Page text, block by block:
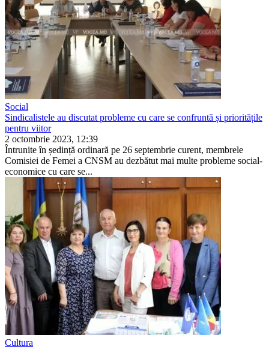
Social
Sindicalistele au discutat probleme cu care se confruntă și prioritățile
pentru viitor
2 octombrie 2023, 12:39
Întrunite în ședință ordinară pe 26 sep­tembrie curent, membrele
Comisiei de Femei a CNSM au dezbătut mai multe probleme social-
economice cu care se...
Cultura